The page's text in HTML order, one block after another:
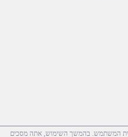
המשתמש. בהמשך השימוש, אתה מסכים